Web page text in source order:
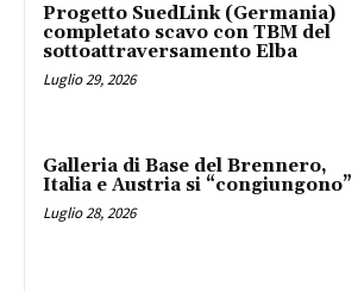
Progetto SuedLink (Germania)
completato scavo con TBM del
sottoattraversamento Elba
Luglio 29, 2026
Galleria di Base del Brennero,
Italia e Austria si “congiungono”
Luglio 28, 2026